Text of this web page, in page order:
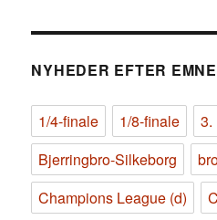
NYHEDER EFTER EMNE
1/4-finale 1/8-finale
3.
Bjerringbro-Silkeborg
Champions League (d)